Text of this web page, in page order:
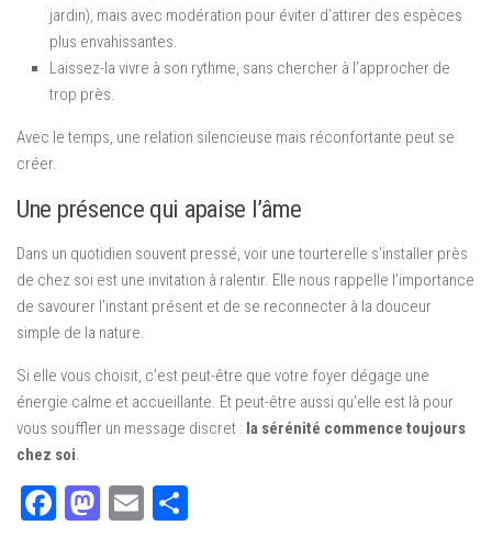
jardin), mais avec modération pour éviter d’attirer des espèces
plus envahissantes.
Laissez-la vivre à son rythme, sans chercher à l’approcher de
trop près.
Avec le temps, une relation silencieuse mais réconfortante peut se
créer.
Une présence qui apaise l’âme
Dans un quotidien souvent pressé, voir une tourterelle s’installer près
de chez soi est une invitation à ralentir. Elle nous rappelle l’importance
de savourer l’instant présent et de se reconnecter à la douceur
simple de la nature.
Si elle vous choisit, c’est peut-être que votre foyer dégage une
énergie calme et accueillante. Et peut-être aussi qu’elle est là pour
vous souffler un message discret : la sérénité commence toujours
chez soi.
Facebook
Mastodon
Email